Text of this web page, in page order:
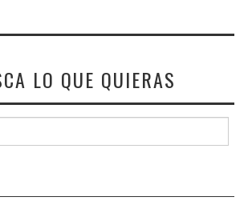
LO QUE QUIERAS